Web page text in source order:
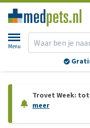
Menu
Trovet Week:
meer